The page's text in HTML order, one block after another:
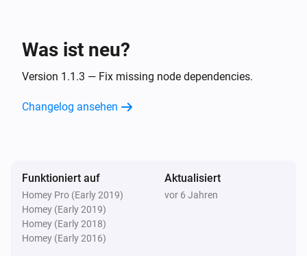
Was ist neu?
Version 1.1.3 — Fix missing node dependencies.
Changelog ansehen
Funktioniert auf
Homey Pro (Early 2019)
Homey (Early 2019)
Homey (Early 2018)
Homey (Early 2016)
Aktualisiert
vor 6 Jahren